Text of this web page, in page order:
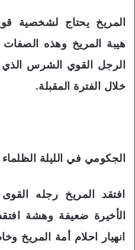
المريخ يحتاج لشخصية
هيبة المريخ وهذه الصفات
الرجل القوي الشرس الذي
خلال الفترة المقبلة.
الجكومي في الليلة الظلماء
افتقد المريخ رجله
الأخيرة ضعيفة وهشة
انهيار احلام أمة المريخ